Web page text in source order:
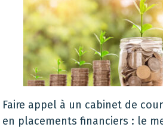
Faire appel à un cabinet de
en placements financiers : le